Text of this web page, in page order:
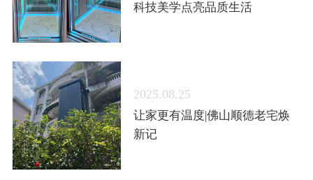
科技美学点亮品质生活
2025.08.25
让家更有温度|佛山顺德老宅焕
新记